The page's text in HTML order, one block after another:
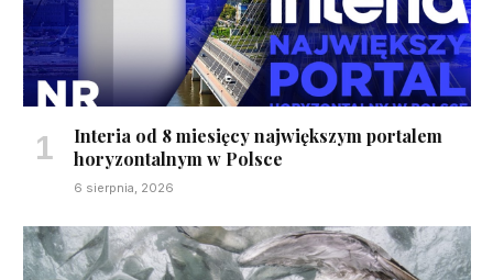
Interia od 8 miesięcy największym portalem
horyzontalnym w Polsce
6 sierpnia, 2026